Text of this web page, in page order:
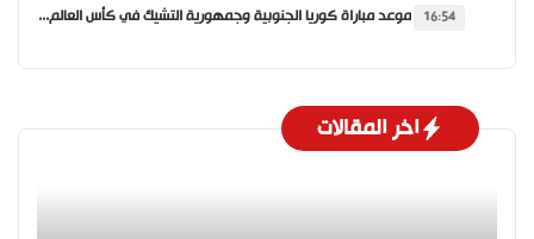
16:54 موعد مباراة كوريا الجنوبية وجمهورية التشيك في كأس العالم 2026 والقنوات الناقلة
اخر المقالات